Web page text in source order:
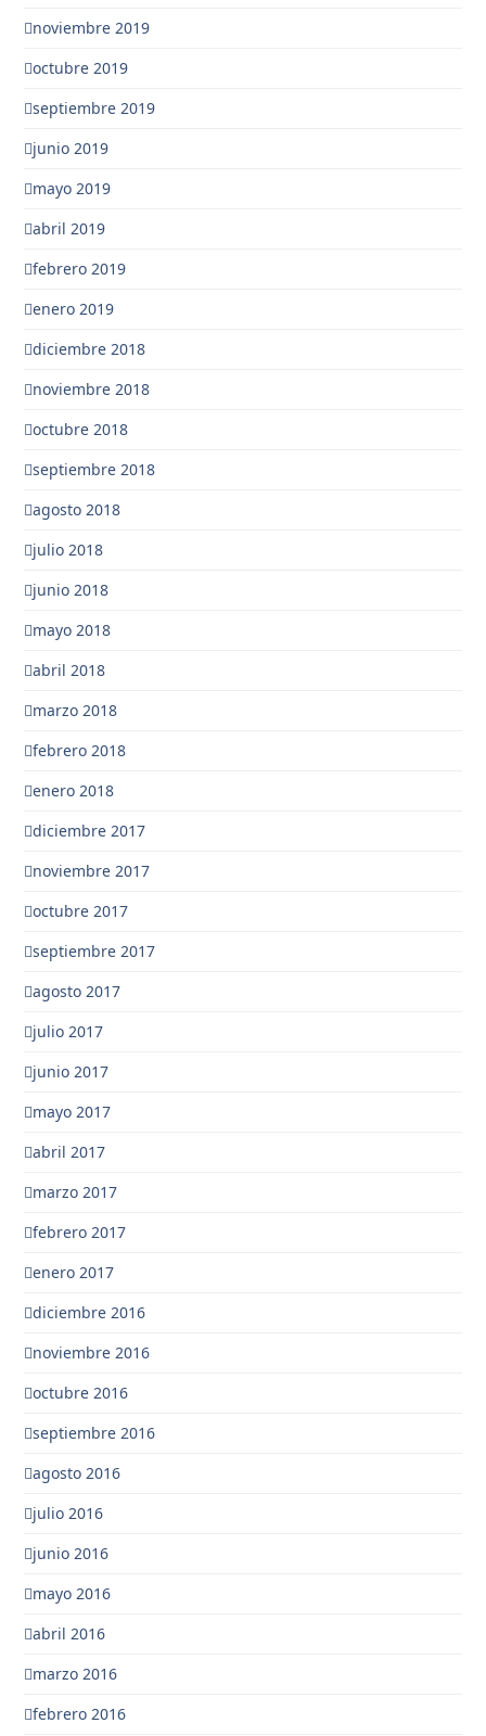
noviembre 2019
octubre 2019
septiembre 2019
junio 2019
mayo 2019
abril 2019
febrero 2019
enero 2019
diciembre 2018
noviembre 2018
octubre 2018
septiembre 2018
agosto 2018
julio 2018
junio 2018
mayo 2018
abril 2018
marzo 2018
febrero 2018
enero 2018
diciembre 2017
noviembre 2017
octubre 2017
septiembre 2017
agosto 2017
julio 2017
junio 2017
mayo 2017
abril 2017
marzo 2017
febrero 2017
enero 2017
diciembre 2016
noviembre 2016
octubre 2016
septiembre 2016
agosto 2016
julio 2016
junio 2016
mayo 2016
abril 2016
marzo 2016
febrero 2016